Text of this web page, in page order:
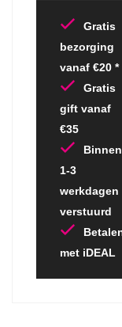
Gratis
bezorging
vanaf €20 *
Gratis
gift vanaf
€35
Binnen
1-3
werkdagen
verstuurd
met iDEAL